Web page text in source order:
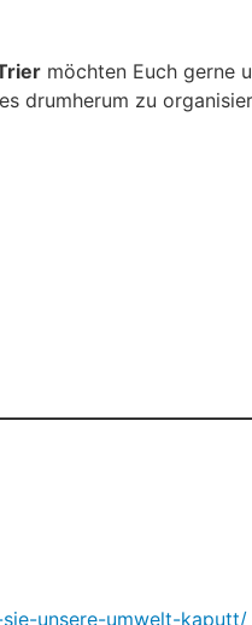
möchten Euch gerne
drumherum zu
unsere-umwelt-kaputt/